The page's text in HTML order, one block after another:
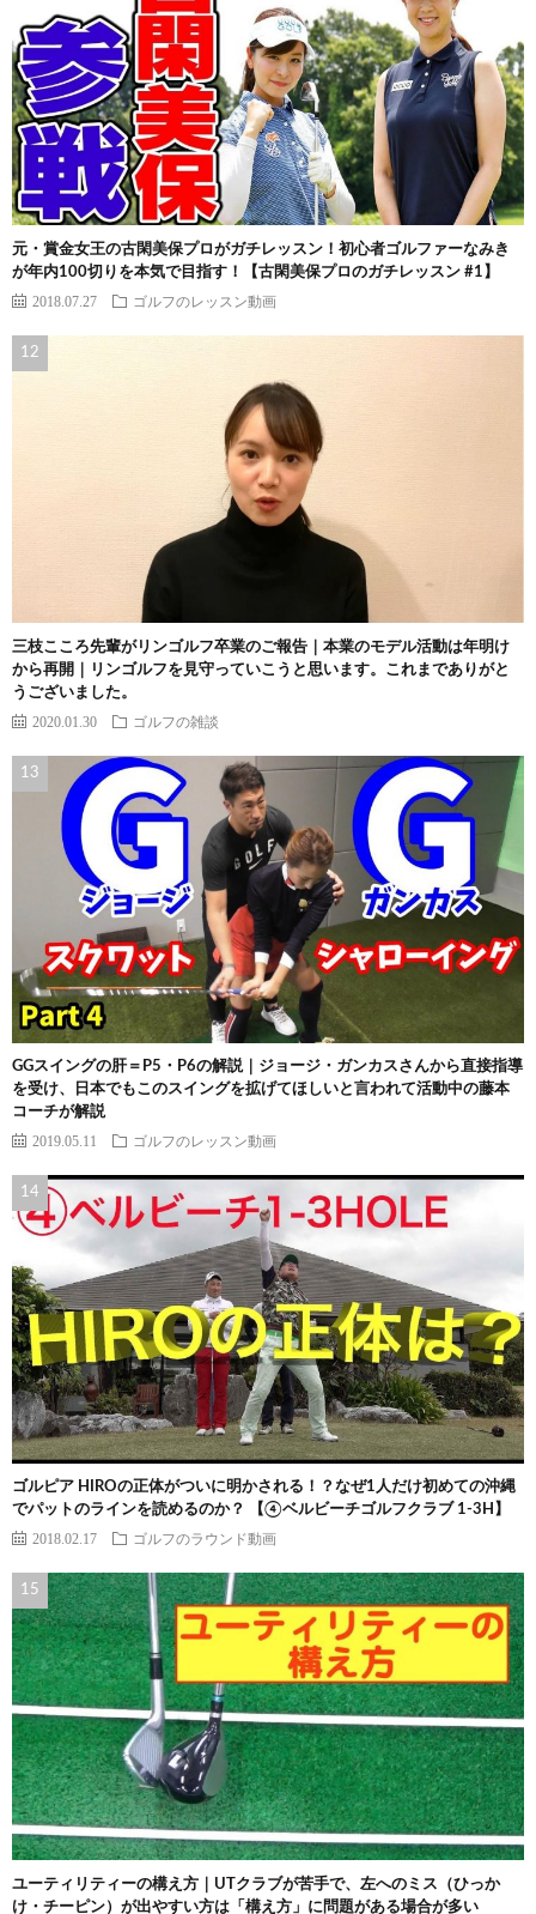
元・賞金女王の古閑美保プロがガチレッスン！初心者ゴルファーなみき
が年内100切りを本気で目指す！【古閑美保プロのガチレッスン #1】
2018.07.27 ゴルフのレッスン動画
三枝こころ先輩がリンゴルフ卒業のご報告｜本業のモデル活動は年明け
から再開｜リンゴルフを見守っていこうと思います。これまでありがと
うございました。
2020.01.30 ゴルフの雑談
GGスイングの肝＝P5・P6の解説｜ジョージ・ガンカスさんから直接指導
を受け、日本でもこのスイングを拡げてほしいと言われて活動中の藤本
コーチが解説
2019.05.11 ゴルフのレッスン動画
ゴルピア HIROの正体がついに明かされる！？なぜ1人だけ初めての沖縄
でパットのラインを読めるのか？ 【④ベルビーチゴルフクラブ 1-3H】
2018.02.17 ゴルフのラウンド動画
ユーティリティーの構え方｜UTクラブが苦手で、左へのミス（ひっか
け・チーピン）が出やすい方は「構え方」に問題がある場合が多い